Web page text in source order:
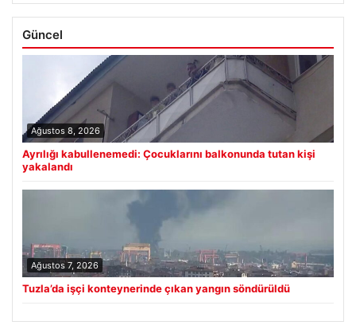
Güncel
Ağustos 8, 2026
Ayrılığı kabullenemedi: Çocuklarını balkonunda tutan kişi
yakalandı
Ağustos 7, 2026
Tuzla’da işçi konteynerinde çıkan yangın söndürüldü